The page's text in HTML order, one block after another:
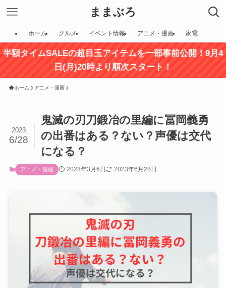
ままぶろ
ホーム グルメ イベント情報 アニメ・漫画 家電
半額タイムSALEの超目玉アイテムを一部事前公開！9月4
日(月)20時より順次スタート！
ホーム アニメ・漫画
鬼滅の刃刀鍛冶の里編に冨岡義勇
の出番はある？ない？声優は交代
になる？
2023
6/28
アニメ・漫画 2023年3月6日 2023年6月28日